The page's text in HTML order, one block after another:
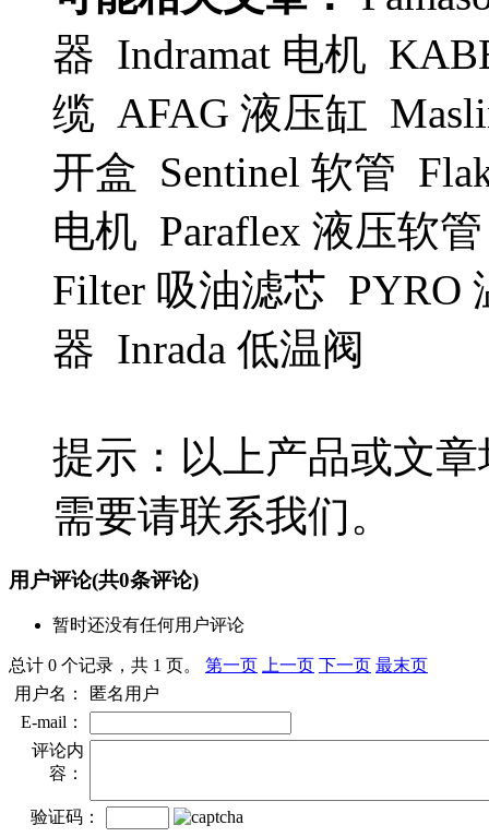
器 Indramat 电机
缆 AFAG 液压缸
开盒 Sentinel 软管
电机 Paraflex 液压软
Filter 吸油滤芯 PYRO
器 Inrada 低温阀
提示：以上产品或文
需要请联系我们。
用户评论(共0条评论)
暂时还没有任何用户评论
总计 0 个记录，共 1 页。 第一页 上一页 下一页 最末页
用户名：
匿名用户
E-mail：
评论内
容：
验证码：